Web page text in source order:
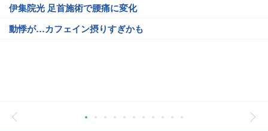
伊集院光 足首施術で腰痛に変化
動悸が…カフェイン摂りすぎかも